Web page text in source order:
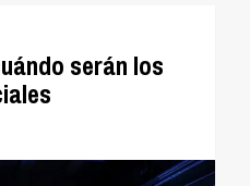
serán los